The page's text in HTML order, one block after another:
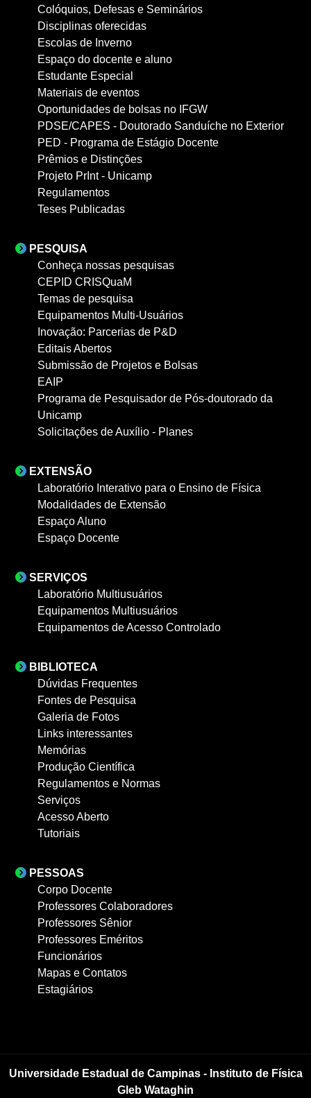
Colóquios, Defesas e Seminários
Disciplinas oferecidas
Escolas de Inverno
Espaço do docente e aluno
Estudante Especial
Materiais de eventos
Oportunidades de bolsas no IFGW
PDSE/CAPES - Doutorado Sanduíche no Exterior
PED - Programa de Estágio Docente
Prêmios e Distinções
Projeto PrInt - Unicamp
Regulamentos
Teses Publicadas
PESQUISA
Conheça nossas pesquisas
CEPID CRISQuaM
Temas de pesquisa
Equipamentos Multi-Usuários
Inovação: Parcerias de P&D
Editais Abertos
Submissão de Projetos e Bolsas
EAIP
Programa de Pesquisador de Pós-doutorado da
Unicamp
Solicitações de Auxílio - Planes
EXTENSÃO
Laboratório Interativo para o Ensino de Física
Modalidades de Extensão
Espaço Aluno
Espaço Docente
SERVIÇOS
Laboratório Multiusuários
Equipamentos Multiusuários
Equipamentos de Acesso Controlado
BIBLIOTECA
Dúvidas Frequentes
Fontes de Pesquisa
Galeria de Fotos
Links interessantes
Memórias
Produção Científica
Regulamentos e Normas
Serviços
Acesso Aberto
Tutoriais
PESSOAS
Corpo Docente
Professores Colaboradores
Professores Sênior
Professores Eméritos
Funcionários
Mapas e Contatos
Estagiários
Universidade Estadual de Campinas - Instituto de Física
Gleb Wataghin